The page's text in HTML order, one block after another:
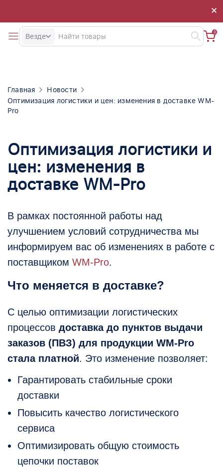
×
×
Везде
0
Главная
Новости
Оптимизация логистики и цен: изменения в доставке WM-
Pro
Оптимизация логистики и
цен: изменения в
доставке WM-Pro
В рамках постоянной работы над
улучшением условий сотрудничества мы
информируем вас об изменениях в работе с
поставщиком WM-Pro.
Что меняется в доставке?
С целью оптимизации логистических
процессов доставка до пунктов выдачи
заказов (ПВЗ) для продукции WM-Pro
стала платной. Это изменение позволяет:
Гарантировать стабильные сроки
доставки
Повысить качество логистического
сервиса
Оптимизировать общую стоимость
цепочки поставок